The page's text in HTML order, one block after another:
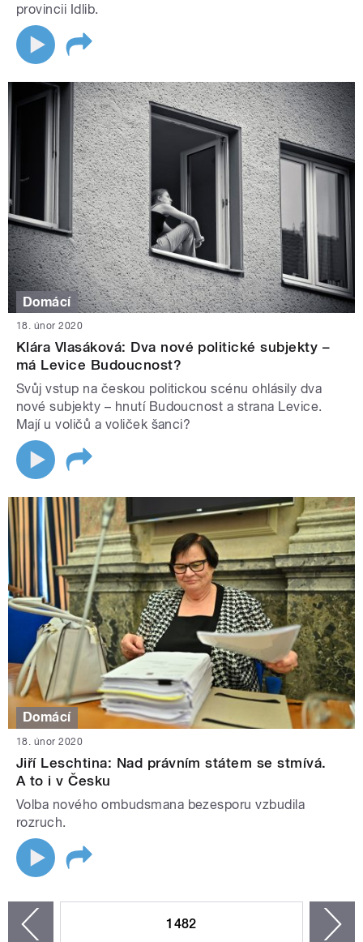
provincii Idlib.
Domácí
18. únor 2020
Klára Vlasáková: Dva nové politické subjekty –
má Levice Budoucnost?
Svůj vstup na českou politickou scénu ohlásily dva
nové subjekty – hnutí Budoucnost a strana Levice.
Mají u voličů a voliček šanci?
Domácí
18. únor 2020
Jiří Leschtina: Nad právním státem se stmívá.
A to i v Česku
Volba nového ombudsmana bezesporu vzbudila
rozruch.
1482